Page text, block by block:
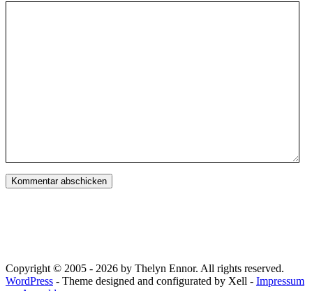
Copyright © 2005 - 2026 by Thelyn Ennor. All rights reserved.
WordPress - Theme designed and configurated by Xell - Impressum